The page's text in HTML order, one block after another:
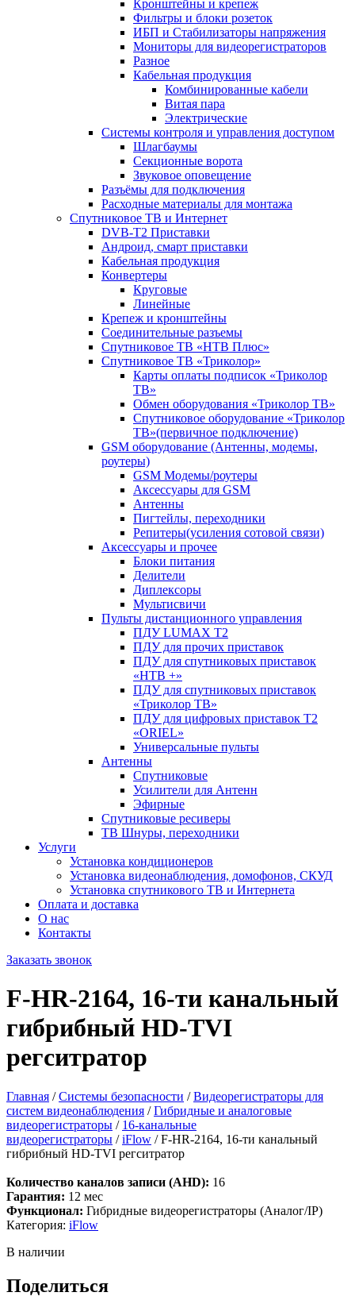
Кронштейны и крепеж
Фильтры и блоки розеток
ИБП и Стабилизаторы напряжения
Мониторы для видеорегистраторов
Разное
Кабельная продукция
Комбинированные кабели
Витая пара
Электрические
Системы контроля и управления доступом
Шлагбаумы
Секционные ворота
Звуковое оповещение
Разъёмы для подключения
Расходные материалы для монтажа
Спутниковое ТВ и Интернет
DVB-Т2 Приставки
Андроид, смарт приставки
Кабельная продукция
Конвертеры
Круговые
Линейные
Крепеж и кронштейны
Соединительные разъемы
Спутниковое ТВ «НТВ Плюс»
Спутниковое ТВ «Триколор»
Карты оплаты подписок «Триколор
ТВ»
Обмен оборудования «Триколор ТВ»
Спутниковое оборудование «Триколор
ТВ»(первичное подключение)
GSM оборудование (Антенны, модемы,
роутеры)
GSM Модемы/роутеры
Аксессуары для GSM
Антенны
Пигтейлы, переходники
Репитеры(усиления сотовой связи)
Аксессуары и прочее
Блоки питания
Делители
Диплексоры
Мультисвичи
Пульты дистанционного управления
ПДУ LUMAX Т2
ПДУ для прочих приставок
ПДУ для спутниковых приставок
«НТВ +»
ПДУ для спутниковых приставок
«Триколор ТВ»
ПДУ для цифровых приставок Т2
«ORIEL»
Универсальные пульты
Антенны
Спутниковые
Усилители для Антенн
Эфирные
Спутниковые ресиверы
ТВ Шнуры, переходники
Услуги
Установка кондиционеров
Установка видеонаблюдения, домофонов, СКУД
Установка спутникового ТВ и Интернета
Оплата и доставка
О нас
Контакты
Заказать звонок
F-HR-2164, 16-ти канальный
гибрибный HD-TVI
регситратор
Главная /Системы безопасности /Видеорегистраторы для
систем видеонаблюдения /Гибридные и аналоговые
видеорегистраторы / 16-канальные
видеорегистраторы /iFlow / F-HR-2164, 16-ти канальный
гибрибный HD-TVI регситратор
Количество каналов записи (AHD): 16
Гарантия: 12 мес
Функционал: Гибридные видеорегистраторы (Аналог/IP)
Категория: iFlow
В наличии
Поделиться